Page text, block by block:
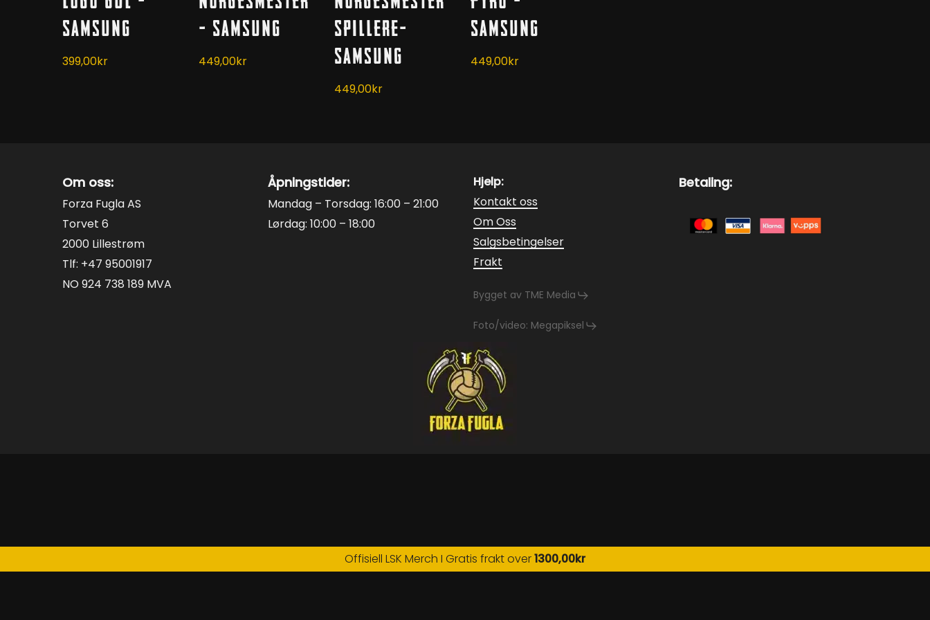
varianter.
Alternativene
velges
Samsung
399,00kr
varianter.
Alternativene
velges
– Samsung
449,00kr
varianter.
Alternativene
kan
velges
på
Spillere-
Samsung
449,00kr
varianter.
Alternativene
velges
Samsung
449,00kr
Om oss:
Forza Fugla AS
Torvet 6
2000 Lillestrøm
Tlf: +47 95001917
NO 924 738 189 MVA
Åpningstider:
Mandag – Torsdag: 16:00 – 21:00
Lørdag: 10:00 – 18:00
Hjelp:
Kontakt oss
Om Oss
Salgsbetingelser
Frakt
Bygget av TME Media
Foto/video: Megapiksel
Betaling:
Offisiell LSK Merch I Gratis frakt over1300,00kr